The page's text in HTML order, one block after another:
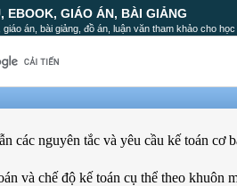
EBOOK, GIÁO ÁN, BÀI GIẢNG
án, bài giảng, đồ án, luận văn tham khảo cho
các nguyên tắc và yêu cầu kế toán cơ
và chế độ kế toán cụ thể theo khuôn